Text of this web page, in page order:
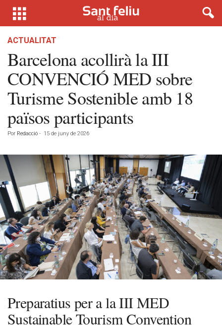
ACTUALITAT
Barcelona acollirà la III
CONVENCIÓ MED sobre
Turisme Sostenible amb 18
països participants
Por Redacció - 15 de juny de 2026
Preparatius per a la III MED
Sustainable Tourism Convention